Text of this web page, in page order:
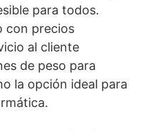
para todos.
con precios
al cliente
de peso para
la opción ideal para